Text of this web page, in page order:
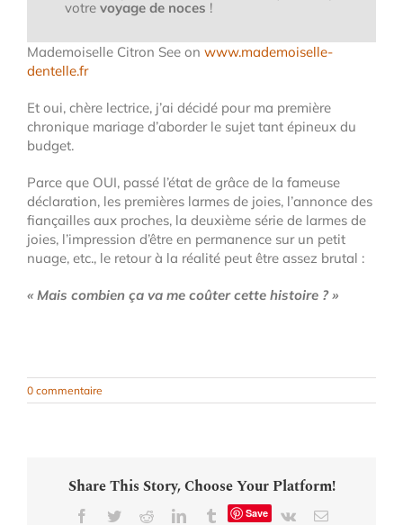
votre voyage de noces !
Mademoiselle Citron See on www.mademoiselle-
dentelle.fr
Et oui, chère lectrice, j’ai décidé pour ma première
chronique mariage d’aborder le sujet tant épineux du
budget.
Parce que OUI, passé l’état de grâce de la fameuse
déclaration, les premières larmes de joies, l’annonce des
fiançailles aux proches, la deuxième série de larmes de
joies, l’impression d’être en permanence sur un petit
nuage, etc., le retour à la réalité peut être assez brutal :
« Mais combien ça va me coûter cette histoire ? »
0 commentaire
Share This Story, Choose Your Platform!
Facebook
TwitterRedditLinkedInTumblr
Save Vk Email